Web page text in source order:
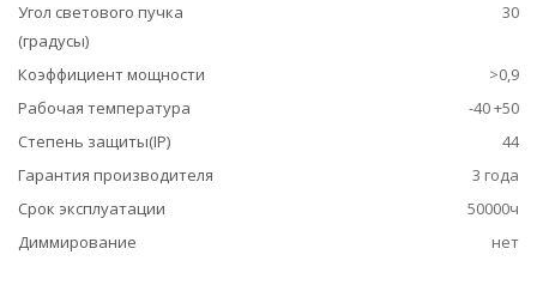
Угол светового пучка
(градусы)
30
Коэффициент мощности
>0,9
Рабочая температура
-40 +50
Степень защиты(IP)
44
Гарантия производителя
3 года
Срок эксплуатации
50000ч
Диммирование
нет